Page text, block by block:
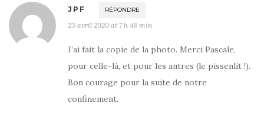
JPF RÉPONDRE
23 avril 2020 at 7 h 48 min
J’ai fait la copie de la photo. Merci Pascale,
pour celle-là, et pour les autres (le pissenlit !).
Bon courage pour la suite de notre
confinement.